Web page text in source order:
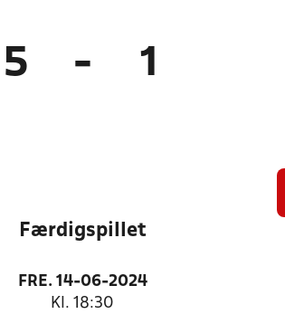
5 - 1
Færdigspillet
FRE. 14-06-2024
Kl. 18:30